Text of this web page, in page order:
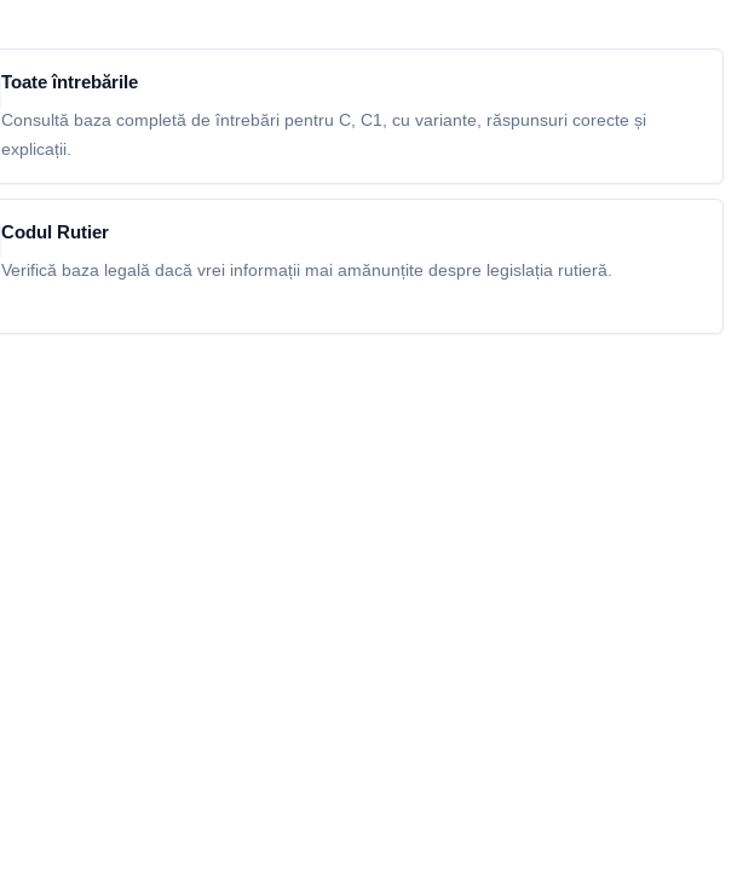
Toate întrebările
Consultă baza completă de întrebări pentru C, C1, cu variante, răspunsuri corecte și
explicații.
Codul Rutier
Verifică baza legală dacă vrei informații mai amănunțite despre legislația rutieră.